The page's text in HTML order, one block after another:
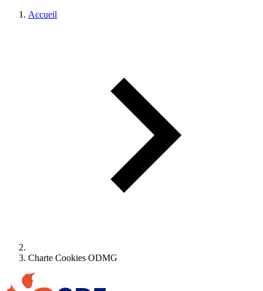
Accueil
Charte Cookies ODMG